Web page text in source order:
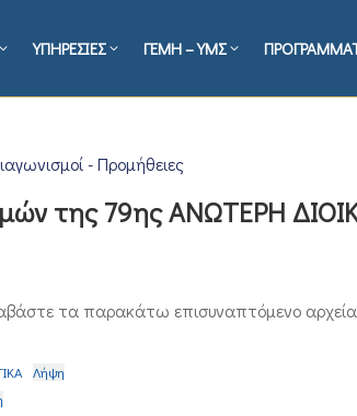
ΥΠΗΡΕΣΙΕΣ ΓΕΜΗ – ΥΜΣ
- Προμήθειες
της 79ης ΑΝΩΤΕΡΗ
τα παρακάτω επισυναπτόμενο
Λήψη